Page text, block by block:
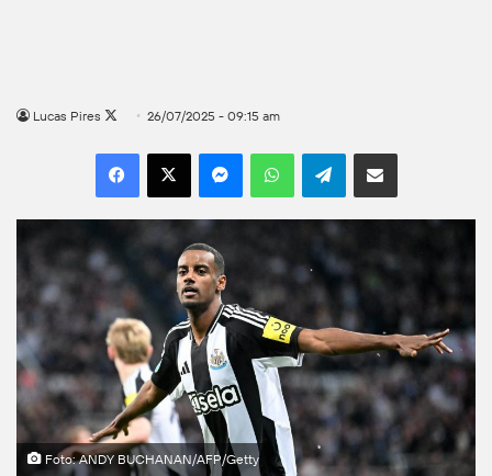
Lucas Pires
Follow
X
26/07/2025 - 09:15 am
Facebook
X MessengerWhatsAppTelegramCompartilhar por e-mail
Foto: ANDY BUCHANAN/AFP/Getty